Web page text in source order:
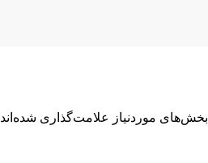
بخش‌های موردنیاز علامت‌گذاری شده‌اند